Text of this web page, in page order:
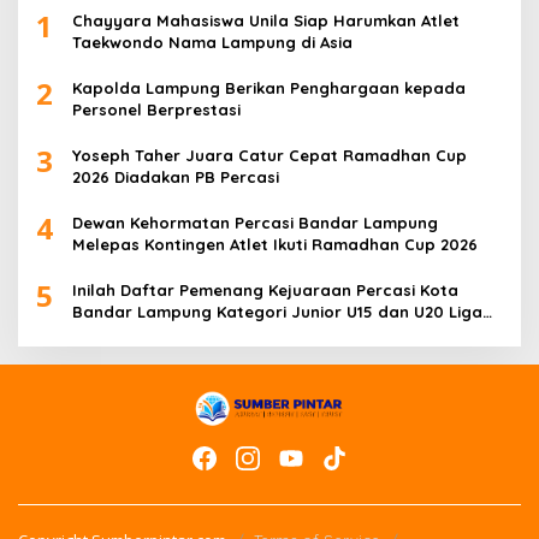
1
Chayyara Mahasiswa Unila Siap Harumkan Atlet
Taekwondo Nama Lampung di Asia
2
Kapolda Lampung Berikan Penghargaan kepada
Personel Berprestasi
3
Yoseph Taher Juara Catur Cepat Ramadhan Cup
2026 Diadakan PB Percasi
4
Dewan Kehormatan Percasi Bandar Lampung
Melepas Kontingen Atlet Ikuti Ramadhan Cup 2026
5
Inilah Daftar Pemenang Kejuaraan Percasi Kota
Bandar Lampung Kategori Junior U15 dan U20 Liga